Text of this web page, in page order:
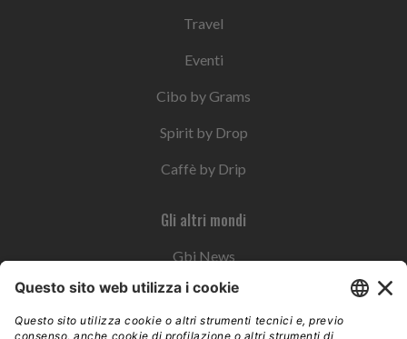
Travel
Eventi
Cibo by Grams
Spirit by Drop
Caffè by Drip
Gli altri mondi
Gbi News
Instoremag